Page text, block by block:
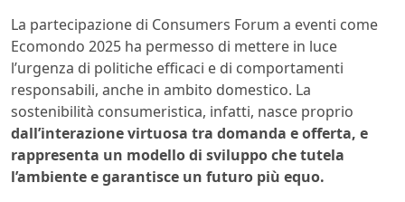
La partecipazione di Consumers Forum a eventi come
Ecomondo 2025 ha permesso di mettere in luce
l’urgenza di politiche efficaci e di comportamenti
responsabili, anche in ambito domestico. La
sostenibilità consumeristica, infatti, nasce proprio
dall’interazione virtuosa tra domanda e offerta, e
rappresenta un modello di sviluppo che tutela
l’ambiente e garantisce un futuro più equo.